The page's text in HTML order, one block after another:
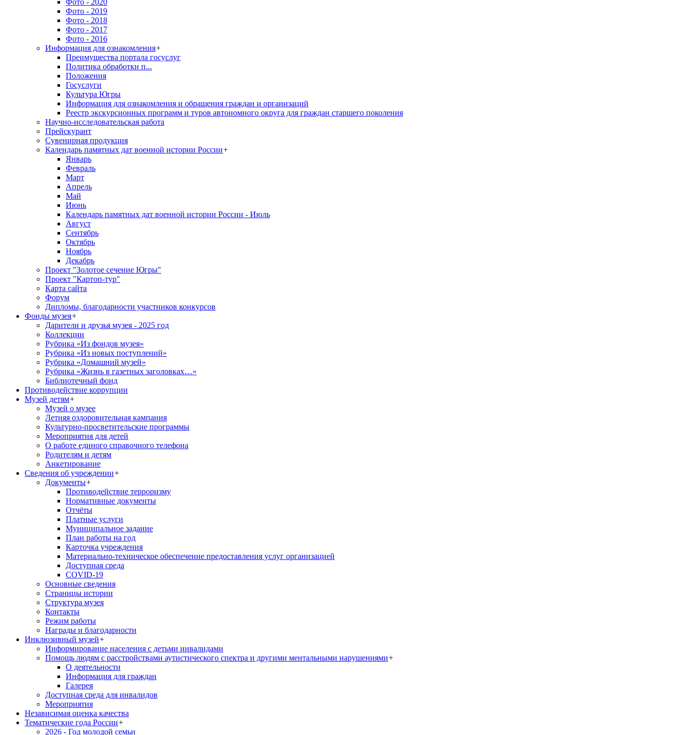
Фото - 2020
Фото - 2019
Фото - 2018
Фото - 2017
Фото - 2016
Информация для ознакомления+
Преимущества портала госуслуг
Политика обработки п...
Положения
Госуслуги
Культура Югры
Информация для ознакомления и обращения граждан и организаций
Реестр экскурсионных программ и туров автономного округа для граждан старшего поколения
Научно-исследовательская работа
Прейскурант
Сувенирная продукция
Календарь памятных дат военной истории России+
Январь
Февраль
Март
Апрель
Май
Июнь
Календарь памятных дат военной истории России - Июль
Август
Сентябрь
Октябрь
Ноябрь
Декабрь
Проект "Золотое сечение Югры"
Проект "Картоп-тур"
Карта сайта
Форум
Дипломы, благодарности участников конкурсов
Фонды музея+
Дарители и друзья музея - 2025 год
Коллекции
Рубрика «Из фондов музея»
Рубрика «Из новых поступлений»
Рубрика «Домашний музей»
Рубрика «Жизнь в газетных заголовках…»
Библиотечный фонд
Противодействие коррупции
Музей детям+
Музей о музее
Летняя оздоровительная кампания
Культурно-просветительские программы
Мероприятия для детей
О работе единого справочного телефона
Родителям и детям
Анкетирование
Сведения об учреждении+
Документы+
Противодействие терроризму
Нормативные документы
Отчёты
Платные услуги
Муниципальное задание
План работы на год
Карточка учреждения
Материально-техническое обеспечение предоставления услуг организацией
Доступная среда
COVID-19
Основные сведения
Страницы истории
Структура музея
Контакты
Режим работы
Награды и благодарности
Инклюзивный музей+
Информирование населения с детьми инвалидами
Помощь людям с расстройствами аутистического спектра и другими ментальными нарушениями+
О деятельности
Информация для граждан
Галерея
Доступная среда для инвалидов
Мероприятия
Независимая оценка качества
Тематические года России+
2026 - Год молодой семьи